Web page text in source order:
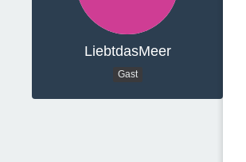
LiebtdasMeer
Gast